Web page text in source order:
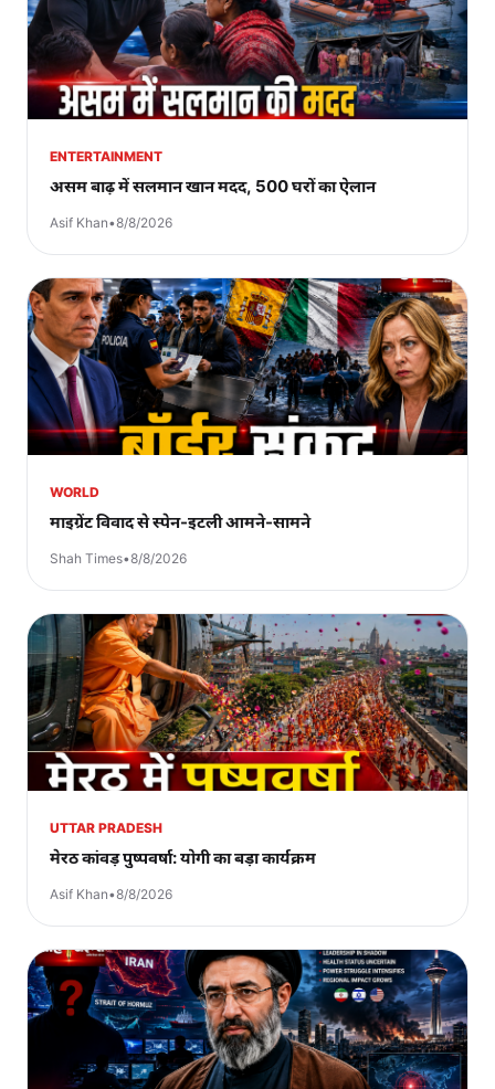
ENTERTAINMENT
असम बाढ़ में सलमान खान मदद, 500 घरों का ऐलान
Asif Khan•8/8/2026
WORLD
माइग्रेंट विवाद से स्पेन-इटली आमने-सामने
Shah Times•8/8/2026
UTTAR PRADESH
मेरठ कांवड़ पुष्पवर्षा: योगी का बड़ा कार्यक्रम
Asif Khan•8/8/2026